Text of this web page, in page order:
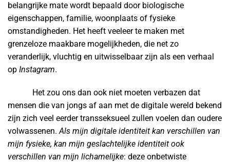
belangrijke mate wordt bepaald door biologische
eigenschappen, familie, woonplaats of fysieke
omstandigheden. Het heeft veeleer te maken met
grenzeloze maakbare mogelijkheden, die net zo
veranderlijk, vluchtig en uitwisselbaar zijn als een verhaal
op Instagram.
Het zou ons dan ook niet moeten verbazen dat
mensen die van jongs af aan met de digitale wereld bekend
zijn zich veel eerder transseksueel zullen voelen dan oudere
volwassenen.Als mijn digitale identiteit kan verschillen van
mijn fysieke, kan mijn geslachtelijke identiteit ook
verschillen van mijn lichamelijke: deze onbetwiste